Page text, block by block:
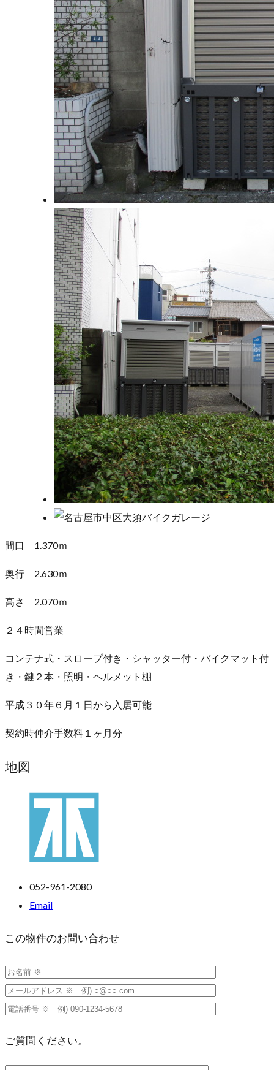
間口 1.370ｍ
奥行 2.630ｍ
高さ 2.070ｍ
２４時間営業
コンテナ式・スロープ付き・シャッター付・バイクマット付
き・鍵２本・照明・ヘルメット棚
平成３０年６月１日から入居可能
契約時仲介手数料１ヶ月分
地図
052-961-2080
Email
この物件のお問い合わせ
ご質問ください。